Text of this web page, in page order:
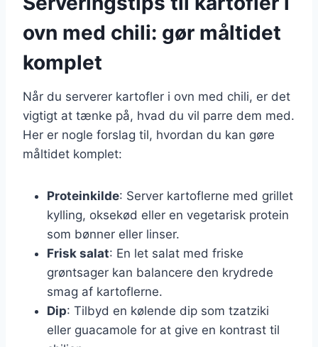
ovn med chili: gør måltidet
komplet
Når du serverer kartofler i ovn med chili, er det
vigtigt at tænke på, hvad du vil parre dem med.
Her er nogle forslag til, hvordan du kan gøre
måltidet komplet:
Proteinkilde: Server kartoflerne med grillet
kylling, oksekød eller en vegetarisk protein
som bønner eller linser.
Frisk salat: En let salat med friske
grøntsager kan balancere den krydrede
smag af kartoflerne.
Dip: Tilbyd en kølende dip som tzatziki
eller guacamole for at give en kontrast til